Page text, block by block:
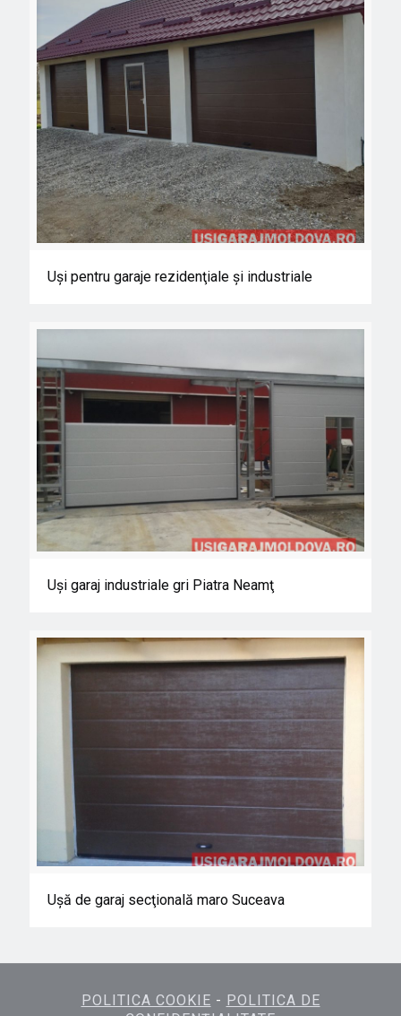
Uşi pentru garaje rezidenţiale şi industriale
Uşi pentru garaje rezidenţiale şi industriale
Uşi garaj industriale gri Piatra Neamţ
Uşi garaj industriale gri Piatra Neamţ
Uşă de garaj secţională maro Suceava
Uşă de garaj secţională maro Suceava
POLITICA COOKIE - POLITICA DE